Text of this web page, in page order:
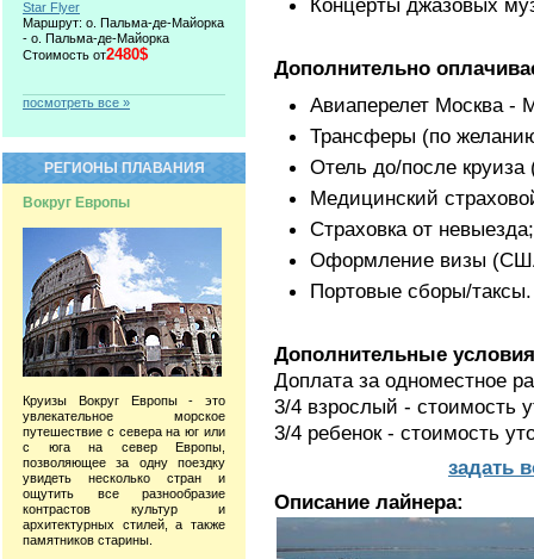
Концерты джазовых
Дополнительно
Авиаперелет Москва -
Трансферы (по
Отель до/после
Медицинский
Страховка от невыезда;
Оформление визы
Портовые сборы/таксы.
Дополнительные
Доплата за одноместное
3/4 взрослый - стоимость
3/4 ребенок - стоимость
задать
Описание лайнера:
Star Flyer
Маршрут: о. Пальма-де-Майорка
- о. Пальма-де-Майорка
Стоимость от2480$
посмотреть все »
РЕГИОНЫ ПЛАВАНИЯ
Вокруг Европы
Круизы Вокруг Европы - это
увлекательное морское
путешествие с севера на юг или
с юга на север Европы,
позволяющее за одну поездку
увидеть несколько стран и
ощутить все разнообразие
контрастов культур и
архитектурных стилей, а также
памятников старины.